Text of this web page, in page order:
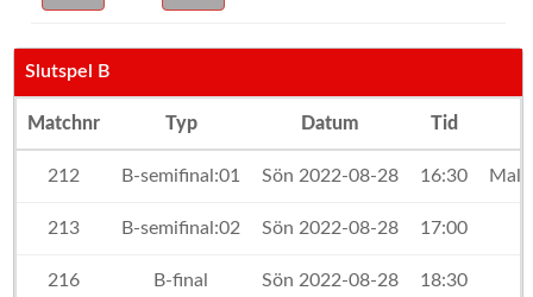
Slutspel B
Matchnr Typ Datum Tid
212 B-semifinal:01 Sön 2022-08-28 16:30
213 B-semifinal:02 Sön 2022-08-28 17:00
216 B-final Sön 2022-08-28 18:30